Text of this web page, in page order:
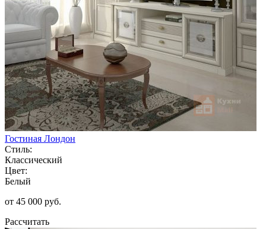
Гостиная Лондон
Стиль:
Классический
Цвет:
Белый
от 45 000 руб.
Рассчитать